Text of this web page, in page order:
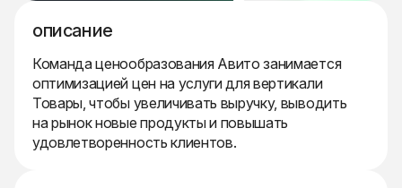
описание
Команда ценообразования Авито занимается
оптимизацией цен на услуги для вертикали
Товары, чтобы увеличивать выручку, выводить
на рынок новые продукты и повышать
удовлетворенность клиентов.